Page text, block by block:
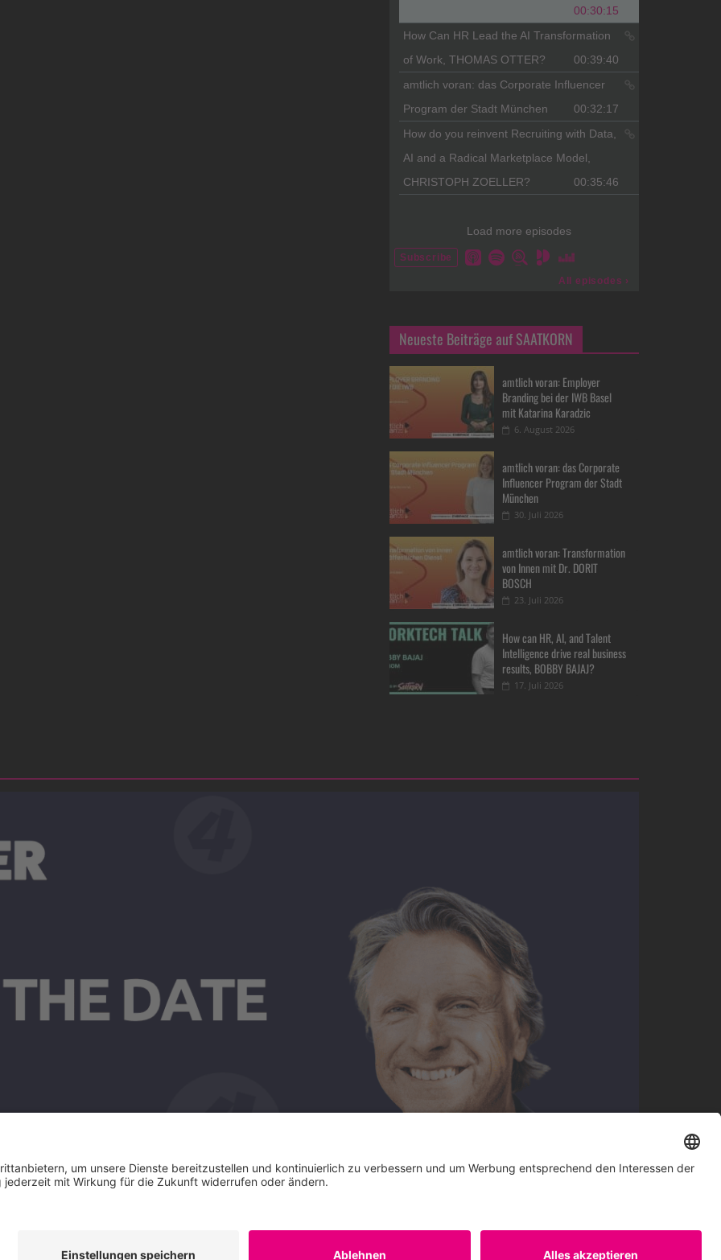
Neueste Beiträge auf SAATKORN
amtlich voran: Employer
Branding bei der IWB Basel
mit Katarina Karadzic
6. August 2026
amtlich voran: das Corporate
Influencer Program der Stadt
München
30. Juli 2026
amtlich voran: Transformation
von Innen mit Dr. DORIT
BOSCH
23. Juli 2026
How can HR, AI, and Talent
Intelligence drive real business
results, BOBBY BAJAJ?
17. Juli 2026